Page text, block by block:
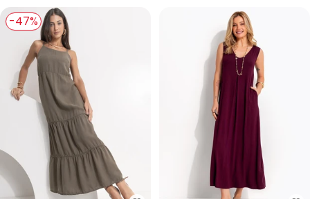
-47%